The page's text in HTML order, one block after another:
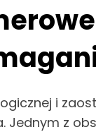
i
Jednym z